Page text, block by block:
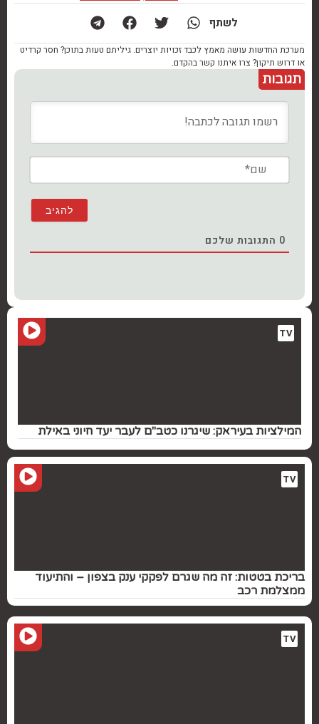
לשתף
מערכת החדשות עושה מאמץ לכבד זכויות יוצרים. גיליתם טעות בתוכן? חסר קרדיט
או דרוש תיקון? צרו איתנו קשר בהקדם.
תגובות
0 התגובות שלכם
המילציות בעיראק: שיגרנו כטב"ם לעבר יעד חיוני באילת
TV
בריכת בטטות: זה מה שגרם לפקקי ענק בצפון – והתיעוד
ממצלמת רכב
TV
TV